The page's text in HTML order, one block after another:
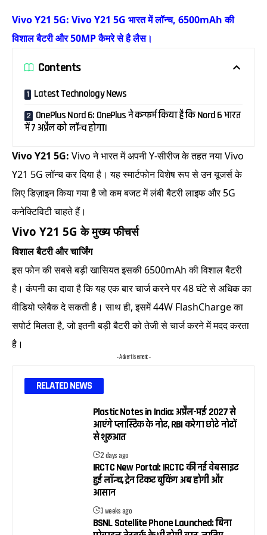
Vivo Y21 5G: Vivo Y21 5G भारत में लॉन्च, 6500mAh की
विशाल बैटरी और 50MP कैमरे से है लैस।
Contents
Latest Technology News
OnePlus Nord 6: OnePlus ने कन्फर्म किया है कि Nord 6 भारत
में 7 अप्रैल को लॉन्च होगा।
Vivo Y21 5G: Vivo ने भारत में अपनी Y-सीरीज के तहत नया Vivo
Y21 5G लॉन्च कर दिया है। यह स्मार्टफोन विशेष रूप से उन यूजर्स के
लिए डिज़ाइन किया गया है जो कम बजट में लंबी बैटरी लाइफ और 5G
कनेक्टिविटी चाहते हैं।
Vivo Y21 5G के मुख्य फीचर्स
विशाल बैटरी और चार्जिंग
इस फोन की सबसे बड़ी खासियत इसकी 6500mAh की विशाल बैटरी
है। कंपनी का दावा है कि यह एक बार चार्ज करने पर 48 घंटे से अधिक का
वीडियो प्लेबैक दे सकती है। साथ ही, इसमें 44W FlashCharge का
सपोर्ट मिलता है, जो इतनी बड़ी बैटरी को तेजी से चार्ज करने में मदद करता
है।
- Advertisement -
RELATED NEWS
Plastic Notes in India: अप्रैल-मई 2027 से
आएंगे प्लास्टिक के नोट, RBI करेगा छोटे नोटों
से शुरुआत
2 days ago
IRCTC New Portal: IRCTC की नई वेबसाइट
हुई लॉन्च, ट्रेन टिकट बुकिंग अब होगी और
आसान
3 weeks ago
BSNL Satellite Phone Launched: बिना